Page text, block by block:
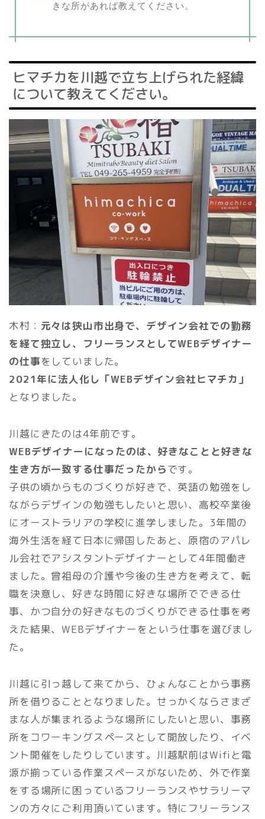
きな所があれば教えてください。
ヒマチカを川越で立ち上げられた経緯
について教えてください。
木村： 元々は狭山市出身で、デザイン会社での勤務
を経て独立し、フリーランスとしてWEBデザイナー
の仕事をしていました。
2021年に法人化し「WEBデザイン会社ヒマチカ」
となりました。
川越にきたのは4年前です。
WEBデザイナーになったのは、好きなことと好きな
生き方が一致する仕事だったからです。
子供の頃からものづくりが好きで、英語の勉強をし
ながらデザインの勉強もしたいと思い、高校卒業後
にオーストラリアの学校に進学しました。3年間の
海外生活を経て日本に帰国したあと、原宿のアパレ
ル会社でアシスタントデザイナーとして4年間働き
ました。曾祖母の介護や今後の生き方を考えて、転
職を決意し、好きな時間に好きな場所でできる仕
事、かつ自分の好きなものづくりができる仕事を考
えた結果、WEBデザイナーをという仕事を選びまし
た。
川越に引っ越して来てから、ひょんなことから事務
所を借りることとなりました。せっかくならさまざ
まな人が集まれるような場所にしたいと思い、事務
所をコワーキングスペースとして開放したり、イベ
ント開催をしたりしています。川越駅前はWifiと電
源が揃っている作業スペースがないため、外で作業
をする場所に困っているフリーランスやサラリーマ
ンの方々にご利用頂いています。特にフリーランス